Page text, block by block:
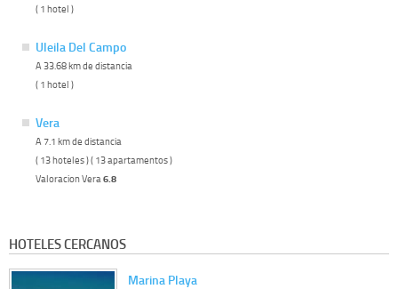
( 1 hotel )
Uleila Del Campo
A 33.68 km de distancia
( 1 hotel )
Vera
A 7.1 km de distancia
( 13 hoteles ) ( 13 apartamentos )
Valoracion Vera 6.8
HOTELES CERCANOS
Marina Playa